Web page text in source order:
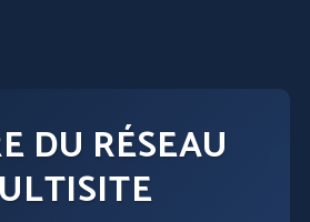
DU RÉSEAU